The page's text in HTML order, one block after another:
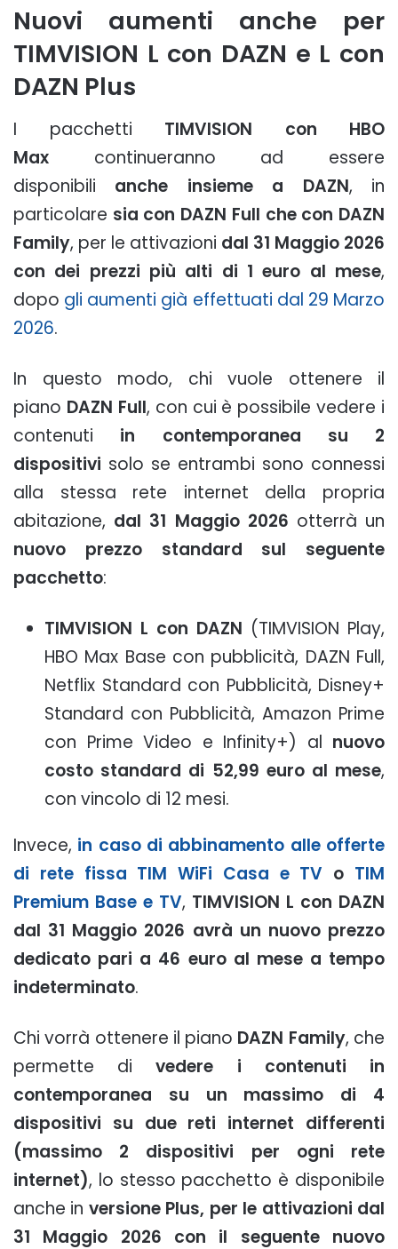
Nuovi aumenti anche per
TIMVISION L con DAZN e L con
DAZN Plus
I pacchetti TIMVISION con HBO
Max continueranno ad essere
disponibili anche insieme a DAZN, in
particolare sia con DAZN Full che con DAZN
Family, per le attivazioni dal 31 Maggio 2026
con dei prezzi più alti di 1 euro al mese,
dopo gli aumenti già effettuati dal 29 Marzo
2026.
In questo modo, chi vuole ottenere il
piano DAZN Full, con cui è possibile vedere i
contenuti in contemporanea su 2
dispositivi solo se entrambi sono connessi
alla stessa rete internet della propria
abitazione, dal 31 Maggio 2026 otterrà un
nuovo prezzo standard sul seguente
pacchetto:
TIMVISION L con DAZN (TIMVISION Play,
HBO Max Base con pubblicità, DAZN Full,
Netflix Standard con Pubblicità, Disney+
Standard con Pubblicità, Amazon Prime
con Prime Video e Infinity+) al nuovo
costo standard di 52,99 euro al mese,
con vincolo di 12 mesi.
Invece, in caso di abbinamento alle offerte
di rete fissa TIM WiFi Casa e TV o TIM
Premium Base e TV, TIMVISION L con DAZN
dal 31 Maggio 2026 avrà un nuovo prezzo
dedicato pari a 46 euro al mese a tempo
indeterminato.
Chi vorrà ottenere il piano DAZN Family, che
permette divedere i contenuti in
contemporanea su un massimo di 4
dispositivi su due reti internet differenti
(massimo 2 dispositivi per ogni rete
internet), lo stesso pacchetto è disponibile
anche in versione Plus, per le attivazioni dal
31 Maggio 2026 con il seguente nuovo